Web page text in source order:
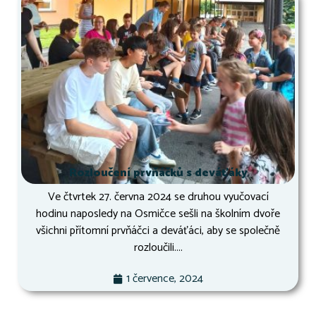
Rozloučení prvňáčků s deváťáky
Ve čtvrtek 27. června 2024 se druhou vyučovací
hodinu naposledy na Osmičce sešli na školním dvoře
všichni přítomní prvňáčci a deváťáci, aby se společně
rozloučili....
1 července, 2024